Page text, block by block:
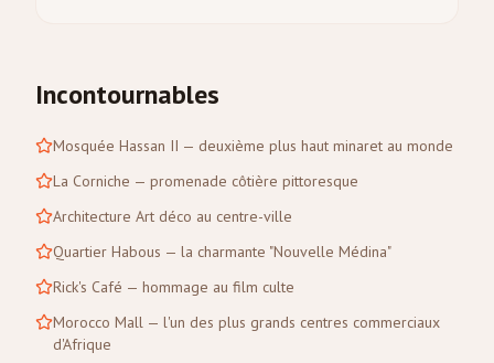
Incontournables
Mosquée Hassan II — deuxième plus haut minaret au monde
La Corniche — promenade côtière pittoresque
Architecture Art déco au centre-ville
Quartier Habous — la charmante "Nouvelle Médina"
Rick's Café — hommage au film culte
Morocco Mall — l'un des plus grands centres commerciaux
d'Afrique